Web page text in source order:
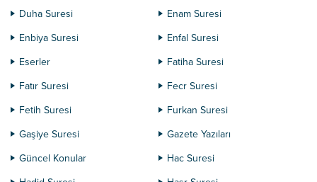
Duha Suresi
Enam Suresi
Enbiya Suresi
Enfal Suresi
Eserler
Fatiha Suresi
Fatır Suresi
Fecr Suresi
Fetih Suresi
Furkan Suresi
Gaşiye Suresi
Gazete Yazıları
Güncel Konular
Hac Suresi